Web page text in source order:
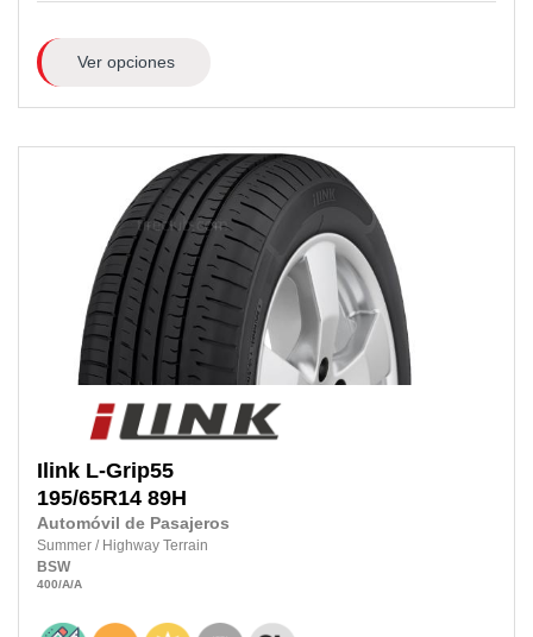
Ver opciones
Ilink L-Grip55
195/65R14 89H
Automóvil de Pasajeros
Summer / Highway Terrain
BSW
400/A/A